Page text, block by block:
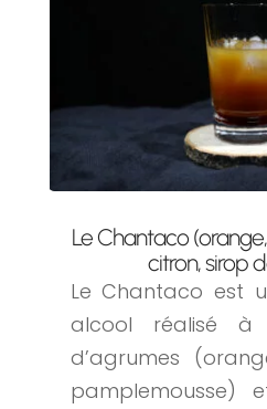
Le Chantaco
citron, sirop
Le Chantaco est
alcool réalisé
d’agrumes
pamplemousse)